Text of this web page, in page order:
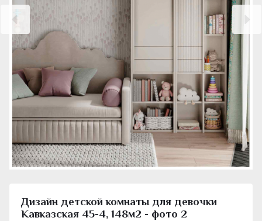
Дизайн детской комнаты для девочки
Кавказская 45-4, 148м2 - фото 2